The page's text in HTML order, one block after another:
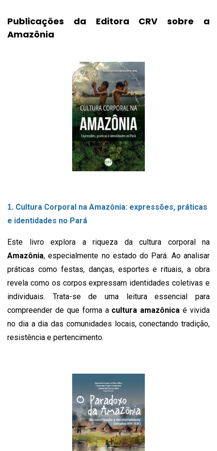
Publicações da Editora CRV sobre a
Amazônia
1. Cultura Corporal na Amazônia: expressões, práticas
e identidades no Pará
Este livro explora a riqueza da cultura corporal na
Amazônia, especialmente no estado do Pará. Ao analisar
práticas como festas, danças, esportes e rituais, a obra
revela como os corpos expressam identidades coletivas e
individuais. Trata-se de uma leitura essencial para
compreender de que forma a cultura amazônica é vivida
no dia a dia das comunidades locais, conectando tradição,
resistência e pertencimento.